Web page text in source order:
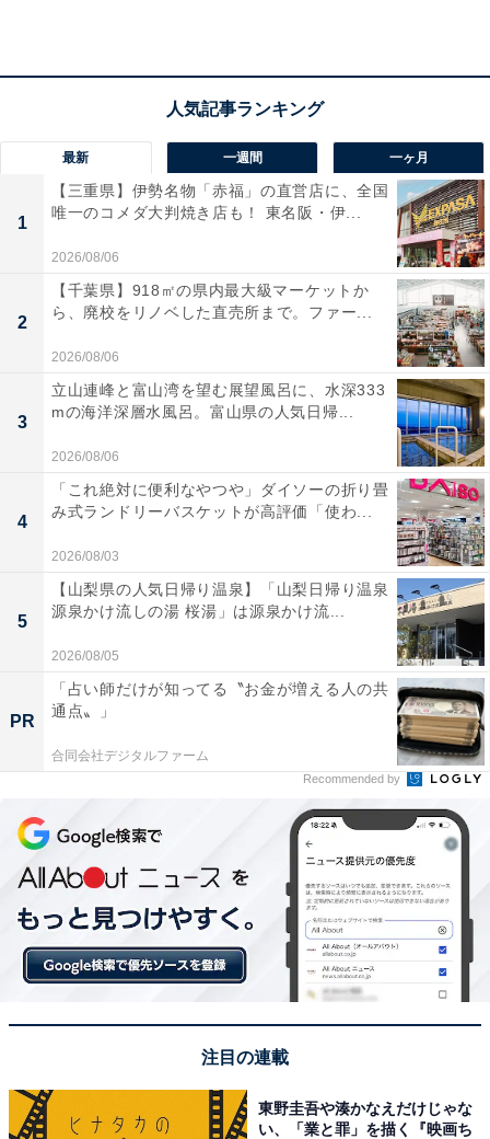
台完備）。
※岩盤浴料金には岩盤着と岩盤用バスタオルが含まれて
います。朝風呂（5:30〜8:00）の大人料金は一律700
平日：750円（通常風呂・大人）
土・日・祝：850円（通常風呂・大人）
宿泊可否
宿泊：可（館内サービスとして宿泊や宴会のプランが用
意されており、お風呂や絶景とともにゆっくりと滞在を
楽しむことができます）
あわせて読みたい
【富山県の人気銭湯】「越乃庭」は立山連峰
の絶景を望む施設。豊富なメタケイ酸を含む
地下水やこだわり岩盤浴でリラックス
「サウナタロトヤマ」は北欧風の温かみある空間
でセルフロウリュを楽しめる
最新 一週間 一ヶ月
1
【三重県】伊勢名物「赤福」の直営店に、全国
唯一のコメダ大判焼き店も！ 東名阪・伊...
2026/08/06
2
【千葉県】918㎡の県内最大級マーケットか
ら、廃校をリノベした直売所まで。ファー...
2026/08/06
3
立山連峰と富山湾を望む展望風呂に、水深333
mの海洋深層水風呂。富山県の人気日帰...
2026/08/06
4
「これ絶対に便利なやつや」ダイソーの折り畳
み式ランドリーバスケットが高評価「使わ...
2026/08/03
5
【山梨県の人気日帰り温泉】「山梨日帰り温泉
源泉かけ流しの湯 桜湯」は源泉かけ流...
2026/08/05
PR
「占い師だけが知ってる〝お金が増える人の共
通点〟」
合同会社デジタルファーム
Recommended by
注目の連載
東野圭吾や湊かなえだけじゃな
い、「業と罪」を描く『映画ち